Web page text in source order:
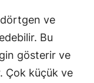
ve
Bu
gösterir ve
Çok küçük ve